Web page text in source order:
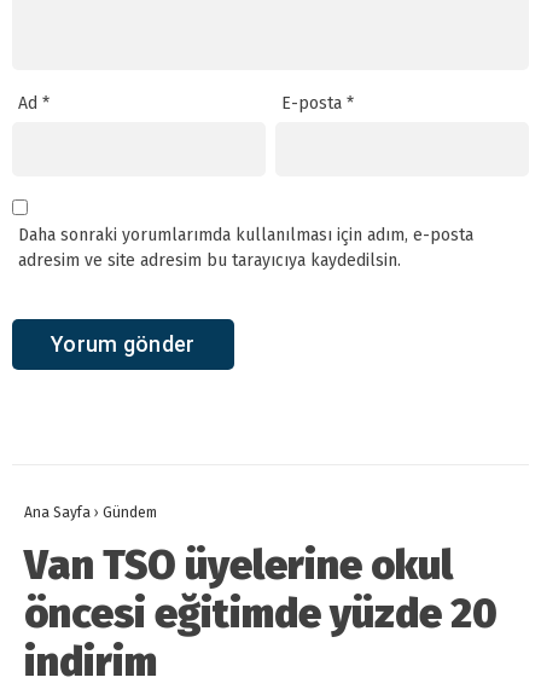
Ad * E-posta*
Daha sonraki yorumlarımda kullanılması için adım, e-posta
adresim ve site adresim bu tarayıcıya kaydedilsin.
Ana Sayfa › Gündem
Van TSO üyelerine okul
öncesi eğitimde yüzde 20
indirim